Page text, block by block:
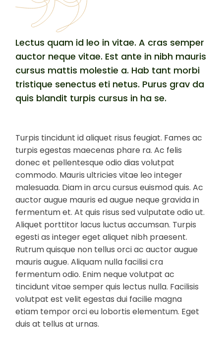
Lectus quam id leo in vitae. A cras semper
auctor neque vitae. Est ante in nibh mauris
cursus mattis molestie a. Hab tant morbi
tristique senectus eti netus. Purus grav da
quis blandit turpis cursus in ha se.
Turpis tincidunt id aliquet risus feugiat. Fames ac
turpis egestas maecenas phare ra. Ac felis
donec et pellentesque odio dias volutpat
commodo. Mauris ultricies vitae leo integer
malesuada. Diam in arcu cursus euismod quis. Ac
auctor augue mauris ed augue neque gravida in
fermentum et. At quis risus sed vulputate odio ut.
Aliquet porttitor lacus luctus accumsan. Turpis
egesti as integer eget aliquet nibh praesent.
Rutrum quisque non tellus orci ac auctor augue
mauris augue. Aliquam nulla facilisi cra
fermentum odio. Enim neque volutpat ac
tincidunt vitae semper quis lectus nulla. Facilisis
volutpat est velit egestas dui facilie magna
etiam tempor orci eu lobortis elementum. Eget
duis at tellus at urnas.